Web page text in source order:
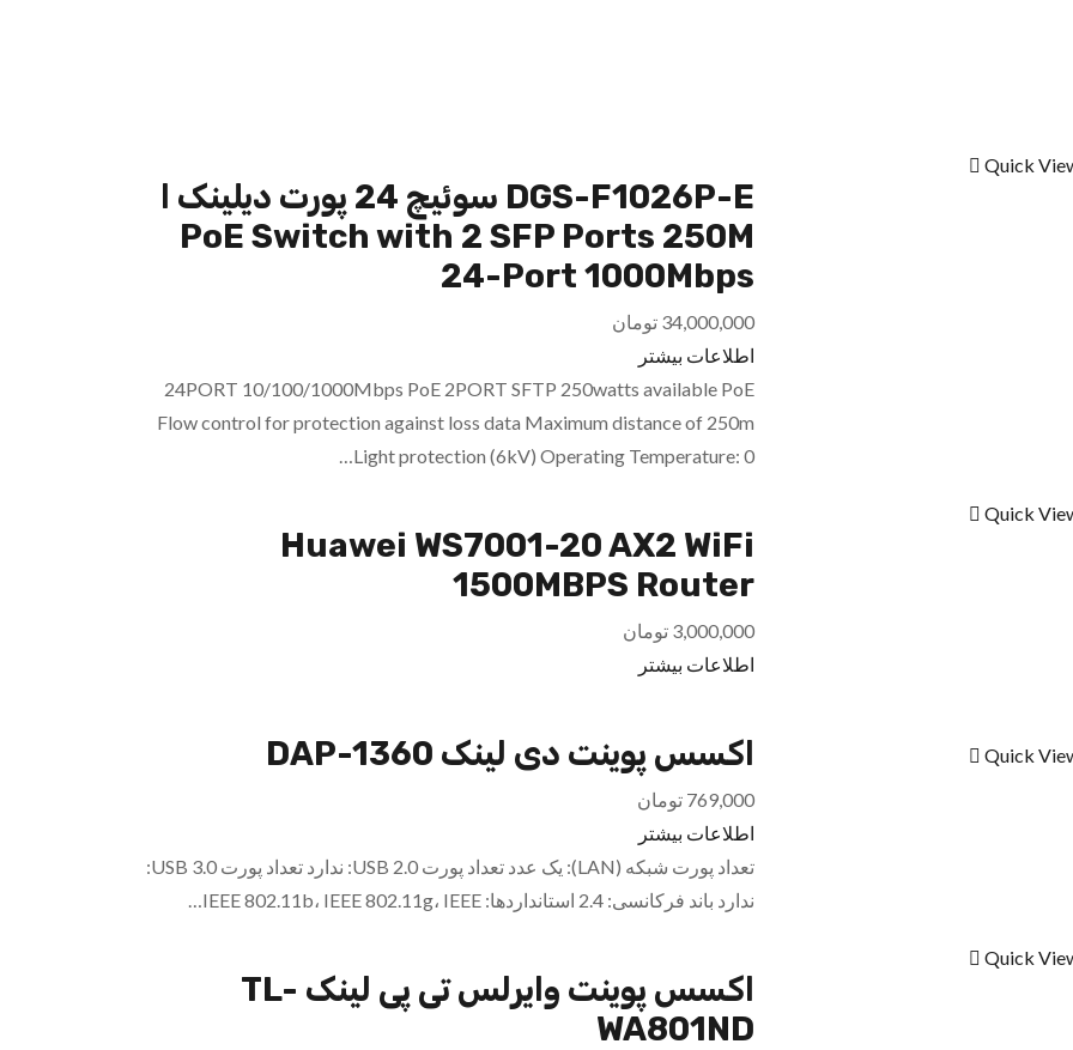
Quick
DGS-F1026P-E سوئیچ 24 پورت دیلینک ا
PoE Switch with 2 SFP Ports 250M
24-Port 1000Mbps
34,000,000 تومان
اطلاعات بیشتر
24PORT 10/100/1000Mbps PoE 2PORT SFTP 250watts available PoE
Flow control for protection against loss data Maximum distance of 250m
Light protection (6kV) Operating Temperature: 0…
Quick
Huawei WS7001-20 AX2 WiFi
1500MBPS Router
3,000,000 تومان
اطلاعات بیشتر
Quick اکسس پوینت دی لینک DAP-1360
769,000 تومان
اطلاعات بیشتر
تعداد پورت شبکه (LAN): یک عدد تعداد پورت USB 2.0: ندارد تعداد پورت USB 3.0:
ندارد باند فرکانسی: 2.4 استانداردها: IEEE 802.11b، IEEE 802.11g، IEEE…
Quick
اکسس پوینت وایرلس تی پی لینک TL-
WA801ND